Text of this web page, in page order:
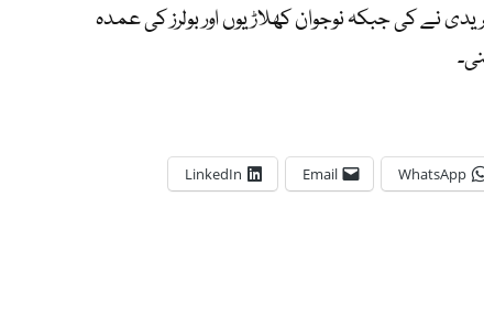
نے کی جبکہ نوجوان کھلاڑیوں اور بولرز کی عمدہ
WhatsApp
Email
LinkedIn